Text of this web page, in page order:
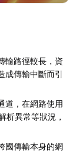
輸路徑較長，資
成傳輸中斷而引
道，在網路使用
析異常等狀況，
國傳輸本身的網